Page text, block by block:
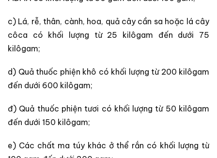
c) Lá, rễ, thân, cành, hoa, quả cây cần sa hoặc lá cây
côca có khối lượng từ 25 kilôgam đến dưới 75
kilôgam;
d) Quả thuốc phiện khô có khối lượng từ 200 kilôgam
đến dưới 600 kilôgam;
đ) Quả thuốc phiện tươi có khối lượng từ 50 kilôgam
đến dưới 150 kilôgam;
e) Các chất ma túy khác ở thể rắn có khối lượng từ